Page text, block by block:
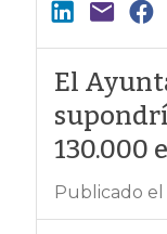
El
130.000
Publicado el